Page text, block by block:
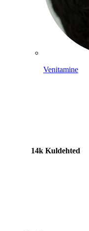
Venitamine
14k Kuldehted